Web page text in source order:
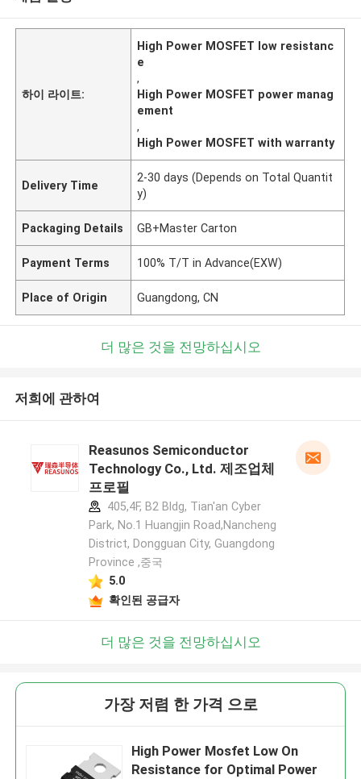
하이 라이트:
High Power MOSFET low resistanc
e
,
High Power MOSFET power manag
ement
,
High Power MOSFET with warranty
Delivery Time
2-30 days (Depends on Total Quantit
y)
Packaging Details GB+Master Carton
Payment Terms 100% T/T in Advance(EXW)
Place of Origin Guangdong, CN
더 많은 것을 전망하십시오
저희에 관하여
Reasunos Semiconductor
Technology Co., Ltd. 제조업체
프로필
405,4F, B2 Bldg, Tian'an Cyber
Park, No.1 Huangjin Road,Nancheng
District, Dongguan City, Guangdong
Province ,중국
5.0
확인된 공급자
더 많은 것을 전망하십시오
가장 저렴 한 가격 으로
High Power Mosfet Low On
Resistance for Optimal Power